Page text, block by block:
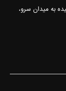
به میدان سرو،